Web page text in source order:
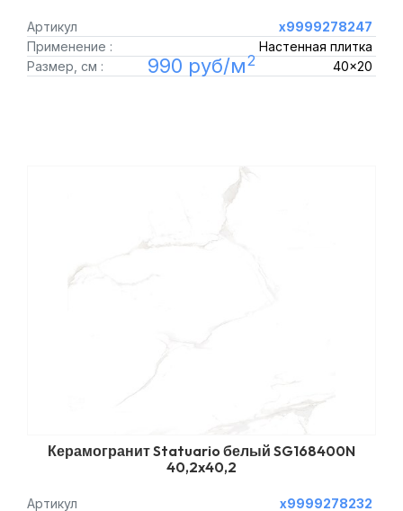
Артикул
х9999278247
Применение :
Настенная плитка
Размер, см :
40x20
990 руб/м2
Керамогранит Statuario белый SG168400N
40,2x40,2
Артикул
х9999278232